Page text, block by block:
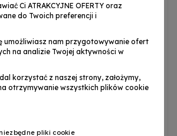
dźwięku z efektami
posiadawbudowany efekt
którego
kanałmożemy w łatwy sposób
wyjściowy może być
tego miksera dźwięku
Ci ATRAKCYJNE OFERTY oraz
do Twoich preferencji i
umożliwiasz nam przygotowywanie ofert
na analizie Twojej aktywności w
korzystać z naszej strony, założymy,
otrzymywanie wszystkich plików cookie
pliki cookie